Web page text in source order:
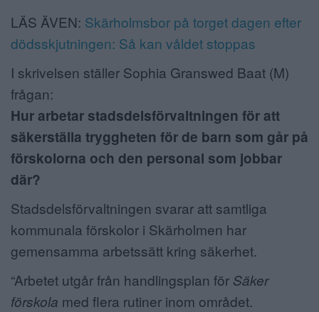
LÄS ÄVEN: Skärholmsbor på torget dagen efter
dödsskjutningen: Så kan våldet stoppas
I skrivelsen ställer Sophia Granswed Baat (M)
frågan:
Hur arbetar stadsdelsförvaltningen för att
säkerställa tryggheten för de barn som går på
förskolorna och den personal som jobbar
där?
Stadsdelsförvaltningen svarar att samtliga
kommunala förskolor i Skärholmen har
gemensamma arbetssätt kring säkerhet.
“Arbetet utgår från handlingsplan för Säker
förskola med flera rutiner inom området.